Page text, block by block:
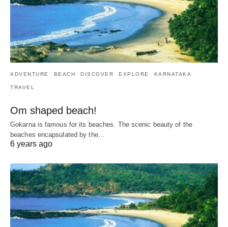
ADVENTURE BEACH DISCOVER EXPLORE KARNATAKA
TRAVEL
Om shaped beach!
Gokarna is famous for its beaches. The scenic beauty of the
beaches encapsulated by the…
6 years ago